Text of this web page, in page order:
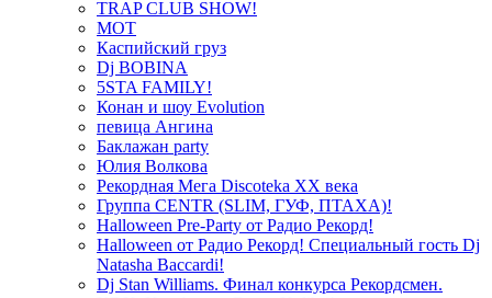
TRAP CLUB SHOW!
МОТ
Каспийский груз
Dj BOBINA
5STA FAMILY!
Конан и шоу Evolution
певица Ангина
Баклажан party
Юлия Волкова
Рекордная Мега Discoteka XX века
Группа CENTR (SLIM, ГУФ, ПТАХА)!
Halloween Pre-Party от Радио Рекорд!
Halloween от Радио Рекорд! Специальный гость Dj
Natasha Baccardi!
Dj Stan Williams. Финал конкурса Рекордсмен.